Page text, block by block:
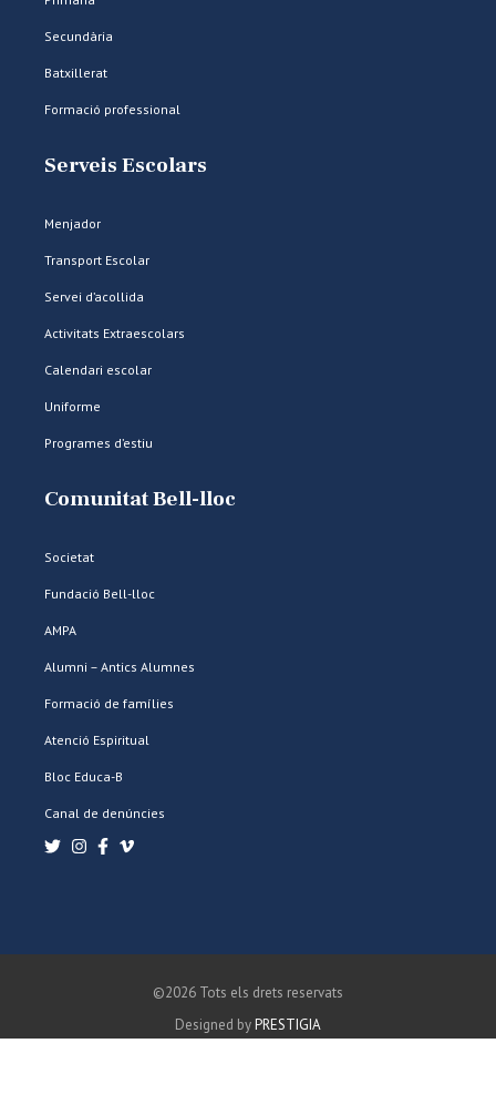
Secundària
Batxillerat
Formació professional
Serveis Escolars
Menjador
Transport Escolar
Servei d’acollida
Activitats Extraescolars
Calendari escolar
Uniforme
Programes d’estiu
Comunitat Bell-lloc
Societat
Fundació Bell-lloc
AMPA
Alumni – Antics Alumnes
Formació de famílies
Atenció Espiritual
Bloc Educa-B
Canal de denúncies
©2026 Tots els drets reservats
Designed byPRESTIGIA